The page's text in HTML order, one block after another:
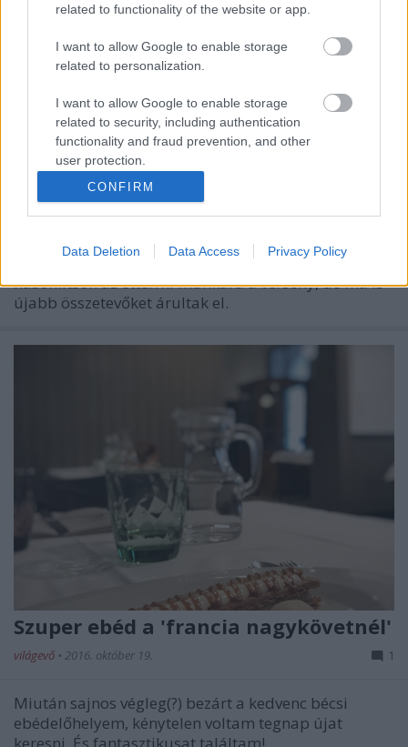
related to functionality of the website or app.
I want to allow Google to enable storage
related to personalization.
I want to allow Google to enable storage
related to security, including authentication
functionality and fraud prevention, and other
user protection.
CONFIRM
Data Deletion Data Access Privacy Policy
Itt vannak az alapanyagok a januári
Bocuse d'Orra - és Széll Tamás
véleménye
2016. október 20.
Folyamatosan csepegtetik az infókat a szervezők,
van, ami a legvégére marad majd, hogy jobban
hasonlítson az éttermi munkára a verseny, de ma is
újabb összetevőket árultak el.
Szuper ebéd a 'francia nagykövetnél'
világevő • 2016. október 19. 1
Miután sajnos végleg(?) bezárt a kedvenc bécsi
ebédelőhelyem, kénytelen voltam tegnap újat
keresni. És fantasztikusat találtam!